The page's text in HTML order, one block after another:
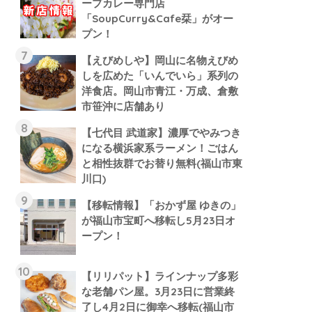
ープカレー専門店
「SoupCurry&Cafe栞」がオー
プン！
【えびめしや】岡山に名物えびめ
しを広めた「いんでいら」系列の
洋食店。岡山市青江・万成、倉敷
市笹沖に店舗あり
【七代目 武道家】濃厚でやみつき
になる横浜家系ラーメン！ごはん
と相性抜群でお替り無料(福山市東
川口)
【移転情報】「おかず屋 ゆきの」
が福山市宝町へ移転し5月23日オ
ープン！
【リリパット】ラインナップ多彩
な老舗パン屋。3月23日に営業終
了し4月2日に御幸へ移転(福山市